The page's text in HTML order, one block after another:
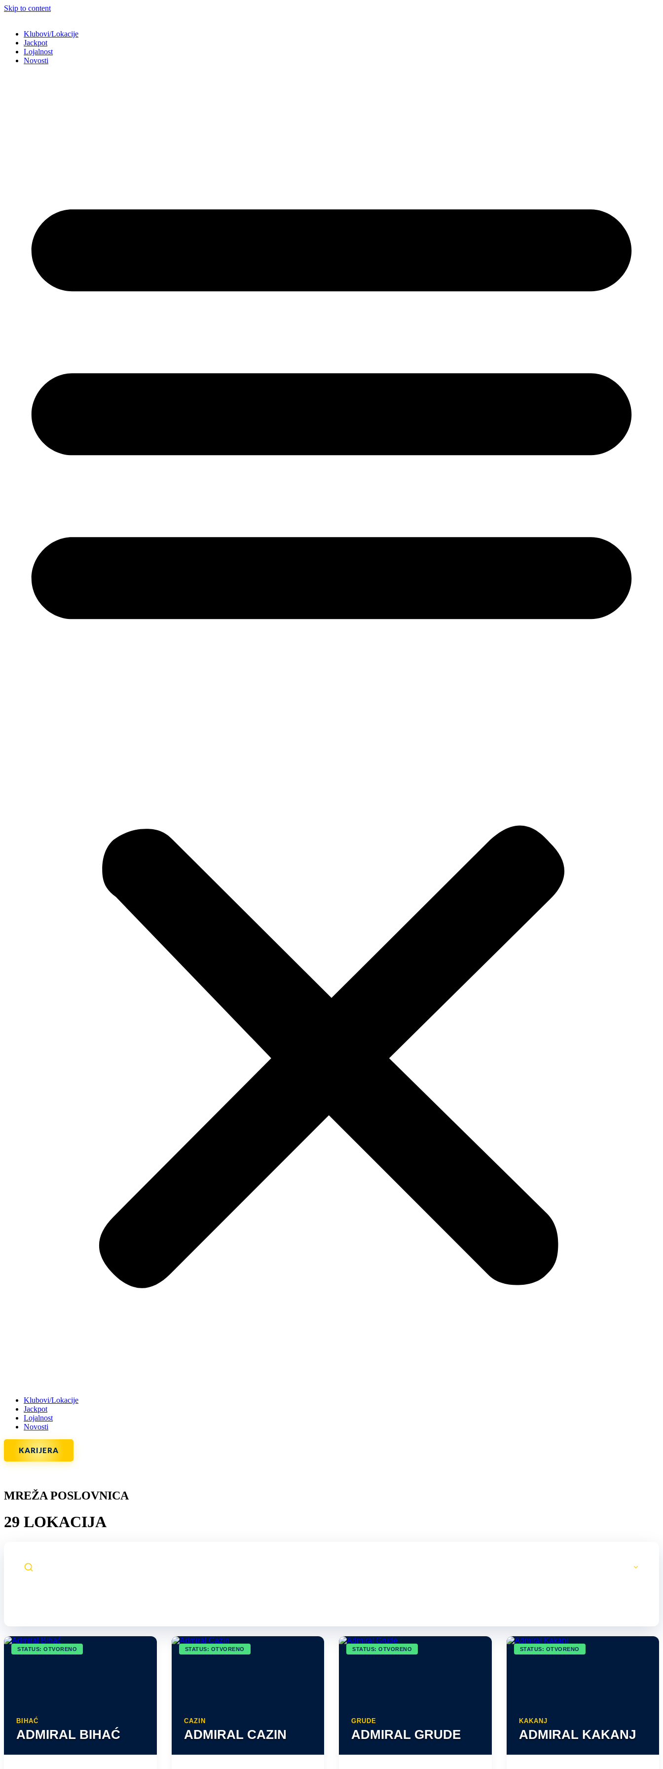
Skip to content
Klubovi/Lokacije
Jackpot
Lojalnost
Novosti
Klubovi/Lokacije
Jackpot
Lojalnost
Novosti
KARIJERA
MREŽA POSLOVNICA
29 LOKACIJA
STATUS: OTVORENO
BIHAĆ
ADMIRAL BIHAĆ
STATUS: OTVORENO
CAZIN
ADMIRAL CAZIN
STATUS: OTVORENO
GRUDE
ADMIRAL GRUDE
STATUS: OTVORENO
KAKANJ
ADMIRAL KAKANJ